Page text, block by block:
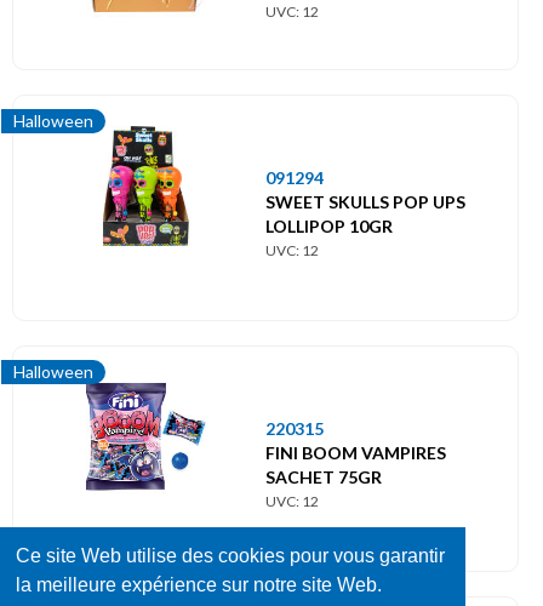
Ce site Web utilise des cookies pour vous garantir
la meilleure expérience sur notre site Web.
UVC: 12
Halloween
091294
SWEET SKULLS POP UPS
LOLLIPOP 10GR
UVC: 12
Halloween
220315
FINI BOOM VAMPIRES
SACHET 75GR
UVC: 12